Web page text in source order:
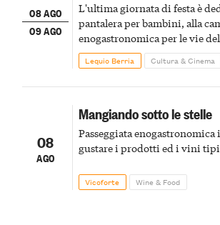
08 AGO
09 AGO
L'ultima giornata di festa è
pantalera per bambini, alla
enogastronomica per le vie
pirotecnico
Lequio Berria Cultura & Cinema
08
AGO
Mangiando sotto le stelle
Passeggiata
gustare i prodotti ed i vini
Vicoforte Wine & Food